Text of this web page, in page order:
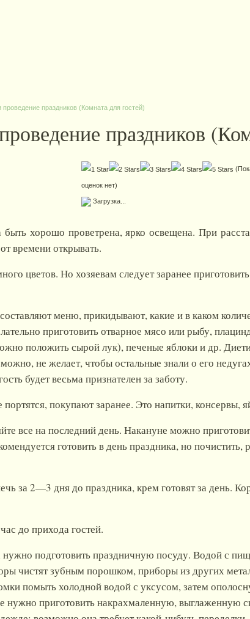
проведение праздников (Комната для гостей)
праздников
оценок нет)
Загрузка...
хорошо проветрена, ярко освещена. При
времени открывать.
цветов. Но хозяевам следует заранее
меню, прикидывают, какие и в каком
приготовить отварное мясо или рыбу,
положить сырой лук), печеные яблоки и др.
не желает, чтобы остальные знали о его
будет весьма признателен за заботу.
покупают заранее. Это напитки, консервы,
все на последний день. Накануне можно
готовить в день праздника, но почистить,
за 2—3 дня до праздника, крем готовят за день.
до прихода гостей.
подготовить праздничную посуду. Водой с
чистят зубным порошком, приборы из других
помыть холодной водой с уксусом, затем
нужно приготовить накрахмаленную, выглаженную